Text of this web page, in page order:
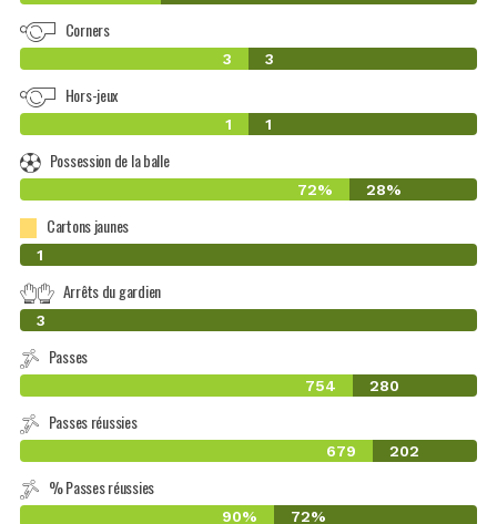
Corners
3 3
Hors-jeux
1 1
Possession de la balle
72% 28%
Cartons jaunes
0
1
Arrêts du gardien
0
3
Passes
754 280
Passes réussies
679 202
% Passes réussies
90% 72%